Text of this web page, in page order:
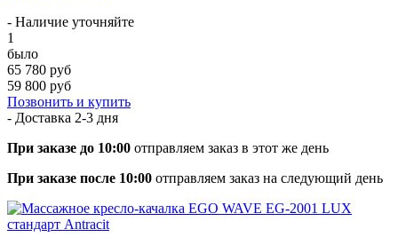
- Наличие уточняйте
1
было
65 780 руб
59 800 руб
Позвонить и купить
- Доставка 2-3 дня
При заказе до 10:00 отправляем заказ в этот же день
При заказе после 10:00 отправляем заказ на следующий день